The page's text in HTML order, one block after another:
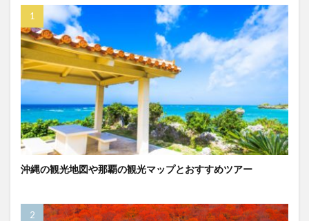
沖縄の観光地図や那覇の観光マップとおすすめツアー